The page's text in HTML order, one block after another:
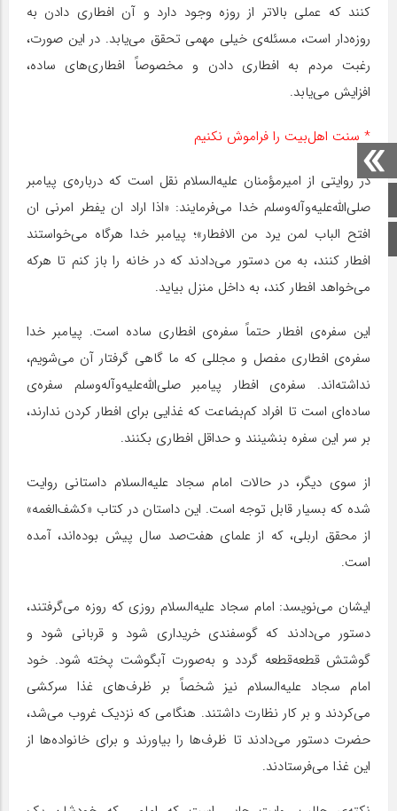
صفحه اصلی
اینستاگرام
کنند که عملی بالاتر از روزه وجود دارد و آن افطاری دادن به
روزه‌دار است، مسئله‌ی خیلی مهمی تحقق می‌یابد. در این صورت،
رغبت مردم به افطاری دادن و مخصوصاً افطاری‌های ساده،
افزایش می‌یابد.
* سنت اهل‌بیت را فراموش نکنیم
در روایتی از امیر‌مؤمنان علیه‌السلام نقل است که درباره‌ی پیامبر
صلی‌الله‌علیه‌وآله‌وسلم خدا می‌فرمایند: «اذا اراد ان یفطر امرنی ان
افتح الباب لمن یرد من الافطار»؛ پیامبر خدا هرگاه می‌خواستند
افطار کنند، به من دستور می‌دادند که در خانه را باز کنم تا هرکه
می‌خواهد افطار کند، به داخل منزل بیاید.
این سفره‌ی افطار حتماً سفره‌ی افطاری ساده است. پیامبر خدا
سفره‌ی افطاری مفصل و مجللی که ما گاهی گرفتار آن می‌شویم،
نداشته‌اند. سفره‌ی افطار پیامبر صلی‌الله‌علیه‌وآله‌وسلم سفره‌ی
ساده‌ای است تا افراد کم‌بضاعت که غذایی برای افطار کردن ندارند،
بر سر این سفره بنشینند و حداقل افطاری بکنند.
از سوی دیگر، در حالات امام سجاد علیه‌السلام داستانی روایت
شده که بسیار قابل توجه است. این داستان در کتاب «کشف‌الغمه»
از محقق اربلی، که از علمای هفت‌صد سال پیش بوده‌اند، آمده
است.
ایشان می‌نویسد: امام سجاد علیه‌السلام روزی که روزه می‌گرفتند،
دستور می‌دادند که گوسفندی خریداری شود و قربانی شود و
گوشتش قطعه‌قطعه گردد و به‌صورت آبگوشت پخته شود. خود
امام سجاد علیه‌السلام نیز شخصاً بر ظرف‌های غذا سرکشی
می‌کردند و بر کار نظارت داشتند. هنگامی که نزدیک غروب می‌شد،
حضرت دستور می‌دادند تا ظرف‌ها را بیاورند و برای خانواده‌ها از
این غذا می‌فرستادند.